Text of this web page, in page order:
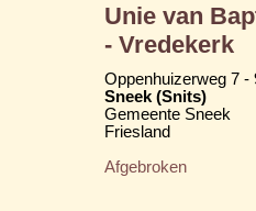
Unie van
- Vredekerk
Oppenhuizerweg 7 -
Sneek (Snits)
Gemeente Sneek
Friesland
Afgebroken